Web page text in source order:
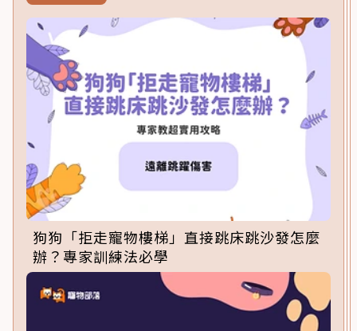
狗狗「拒走寵物樓梯」直接跳床跳沙發怎麼
辦？專家訓練法必學